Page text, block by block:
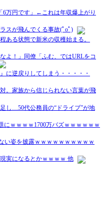
6万円です」←これは年収爆上がり
スが飛んでくる事故(ﾟoﾟ)
ある状態で新米の収穫始まる。
よ！」同僚「ふむ、ではURLをコ
に逆戻りしてしまう・・・・・
。家族から信じられない言葉が飛
し…50代公務員の“ドライブ”が地
にｗｗｗｗ1700万バズｗｗｗｗｗｗ
い姿を披露ｗｗｗｗｗｗｗｗｗｗ
実になるとかｗｗｗｗ 他